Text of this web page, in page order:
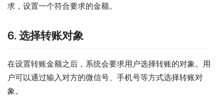
求，设置一个符合要求的金额。
6. 选择转账对象
在设置转账金额之后，系统会要求用户选择转账的对象。用
户可以通过输入对方的微信号、手机号等方式选择转账对
象。